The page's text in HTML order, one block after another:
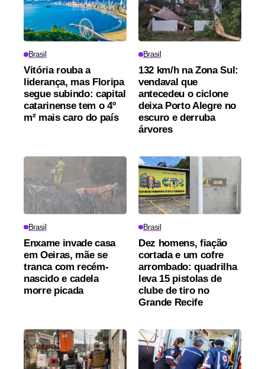
Brasil
Vitória rouba a
liderança, mas Floripa
segue subindo: capital
catarinense tem o 4º
m² mais caro do país
Brasil
132 km/h na Zona Sul:
vendaval que
antecedeu o ciclone
deixa Porto Alegre no
escuro e derruba
árvores
Brasil
Enxame invade casa
em Oeiras, mãe se
tranca com recém-
nascido e cadela
morre picada
Brasil
Dez homens, fiação
cortada e um cofre
arrombado: quadrilha
leva 15 pistolas de
clube de tiro no
Grande Recife